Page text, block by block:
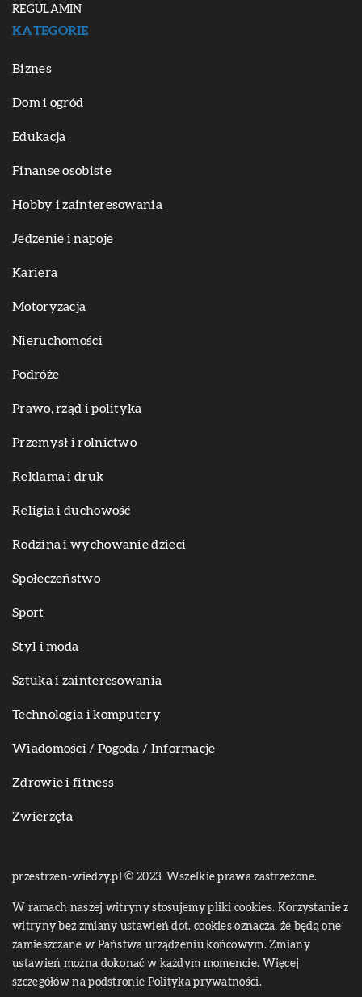
REGULAMIN
KATEGORIE
Biznes
Dom i ogród
Edukacja
Finanse osobiste
Hobby i zainteresowania
Jedzenie i napoje
Kariera
Motoryzacja
Nieruchomości
Podróże
Prawo, rząd i polityka
Przemysł i rolnictwo
Reklama i druk
Religia i duchowość
Rodzina i wychowanie dzieci
Społeczeństwo
Sport
Styl i moda
Sztuka i zainteresowania
Technologia i komputery
Wiadomości / Pogoda / Informacje
Zdrowie i fitness
Zwierzęta
przestrzen-wiedzy.pl © 2023. Wszelkie prawa zastrzeżone.
W ramach naszej witryny stosujemy pliki cookies. Korzystanie z
witryny bez zmiany ustawień dot. cookies oznacza, że będą one
zamieszczane w Państwa urządzeniu końcowym. Zmiany
ustawień można dokonać w każdym momencie. Więcej
szczegółów na podstronie Polityka prywatności.